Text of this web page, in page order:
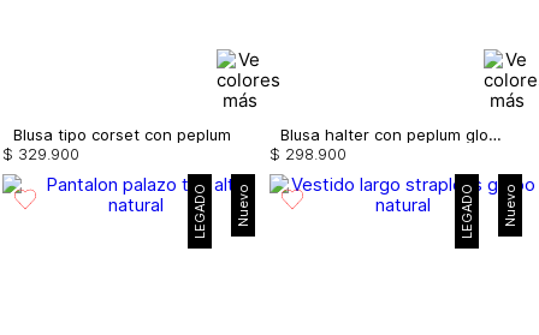
Blusa tipo corset con peplum
$ 329.900
Blusa halter con peplum globo
$ 298.900
Nuevo
LEGADO Nuevo
LEGADO